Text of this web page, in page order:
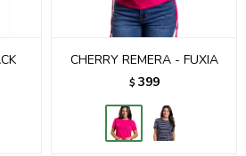
CHERRY REMERA - FUXIA
$ 399